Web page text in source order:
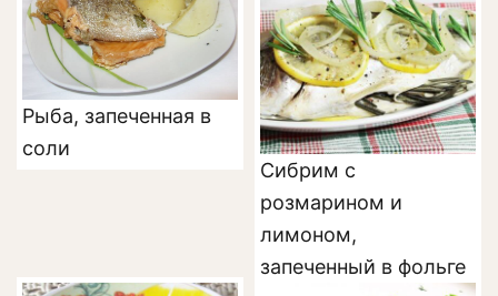
Рыба, запеченная в
соли
Сибрим с
розмарином и
лимоном,
запеченный в фольге